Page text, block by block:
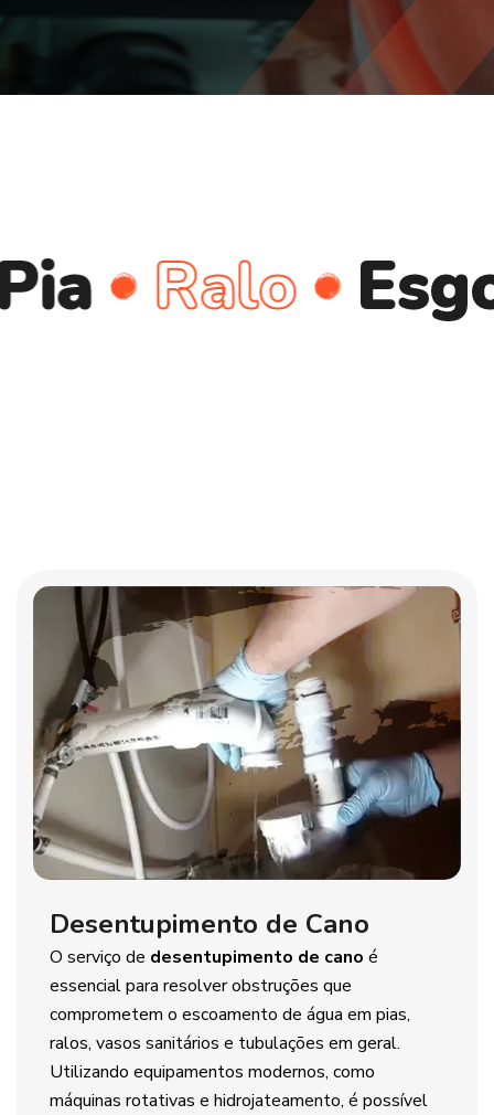
Ralo Esgoto
Desentupimento de Cano
O serviço de desentupimento de cano é
essencial para resolver obstruções que
comprometem o escoamento de água em pias,
ralos, vasos sanitários e tubulações em geral.
Utilizando equipamentos modernos, como
máquinas rotativas e hidrojateamento, é possível